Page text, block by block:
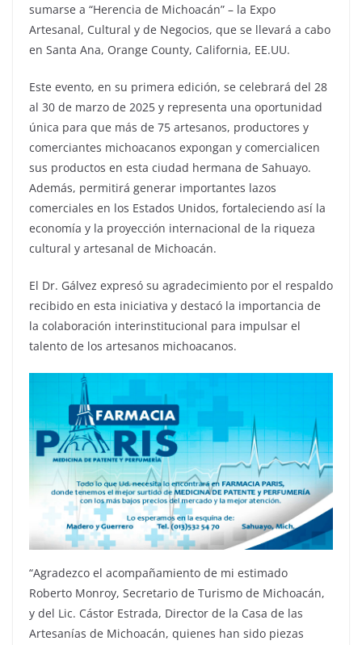
sumarse a “Herencia de Michoacán” – la Expo
Artesanal, Cultural y de Negocios, que se llevará a cabo
en Santa Ana, Orange County, California, EE.UU.
Este evento, en su primera edición, se celebrará del 28
al 30 de marzo de 2025 y representa una oportunidad
única para que más de 75 artesanos, productores y
comerciantes michoacanos expongan y comercialicen
sus productos en esta ciudad hermana de Sahuayo.
Además, permitirá generar importantes lazos
comerciales en los Estados Unidos, fortaleciendo así la
economía y la proyección internacional de la riqueza
cultural y artesanal de Michoacán.
El Dr. Gálvez expresó su agradecimiento por el respaldo
recibido en esta iniciativa y destacó la importancia de
la colaboración interinstitucional para impulsar el
talento de los artesanos michoacanos.
“Agradezco el acompañamiento de mi estimado
Roberto Monroy, Secretario de Turismo de Michoacán,
y del Lic. Cástor Estrada, Director de la Casa de las
Artesanías de Michoacán, quienes han sido piezas